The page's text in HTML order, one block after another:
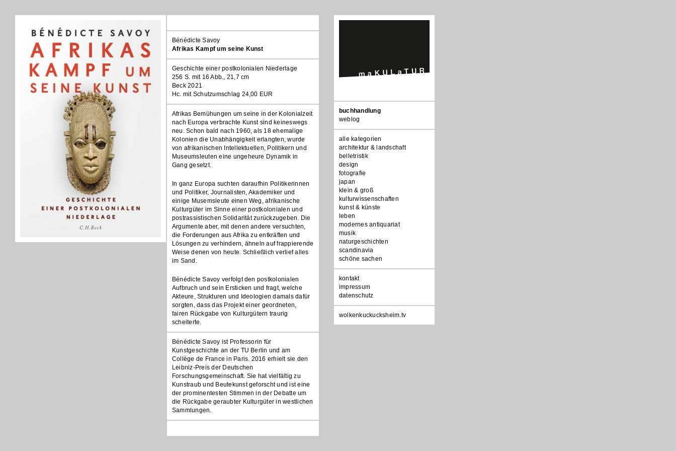
Bénédicte Savoy
Afrikas Kampf um seine Kunst
Geschichte einer postkolonialen Niederlage
256 S. mit 16 Abb., 21,7 cm
Beck 2021
Hc. mit Schutzumschlag 24,00 EUR
Afrikas Bemühungen um seine in der Kolonialzeit
nach Europa verbrachte Kunst sind keineswegs
neu. Schon bald nach 1960, als 18 ehemalige
Kolonien die Unabhängigkeit erlangten, wurde
von afrikanischen Intellektuellen, Politikern und
Museumsleuten eine ungeheure Dynamik in
Gang gesetzt.
In ganz Europa suchten daraufhin Politikerinnen
und Politiker, Journalisten, Akademiker und
einige Musemsleute einen Weg, afrikanische
Kulturgüter im Sinne einer postkolonialen und
postrassistischen Solidarität zurückzugeben. Die
Argumente aber, mit denen andere versuchten,
die Forderungen aus Afrika zu entkräften und
Lösungen zu verhindern, ähneln auf frappierende
Weise denen von heute. Schließlich verlief alles
im Sand.
Bénédicte Savoy verfolgt den postkolonialen
Aufbruch und sein Ersticken und fragt, welche
Akteure, Strukturen und Ideologien damals dafür
sorgten, dass das Projekt einer geordneten,
fairen Rückgabe von Kulturgütern traurig
scheiterte.
Bénédicte Savoy ist Professorin für
Kunstgeschichte an der TU Berlin und am
Collège de France in Paris. 2016 erhielt sie den
Leibniz-Preis der Deutschen
Forschungsgemeinschaft. Sie hat vielfältig zu
Kunstraub und Beutekunst geforscht und ist eine
der prominentesten Stimmen in der Debatte um
die Rückgabe geraubter Kulturgüter in westlichen
Sammlungen.
Navigation
überspringen
buchhandlung
weblog
alle kategorien
architektur & landschaft
belletristik
design
fotografie
japan
klein & groß
kulturwissenschaften
kunst & künste
leben
modernes antiquariat
musik
naturgeschichten
scandinavia
schöne sachen
Navigation
überspringen
kontakt
impressum
datenschutz
wolkenkuckucksheim.tv